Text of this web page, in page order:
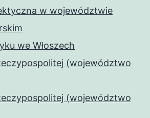
w województwie
we Włoszech
(województwo
(województwo